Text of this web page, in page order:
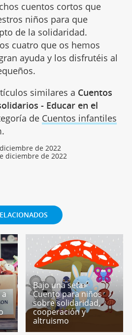
cuentos cortos que
niños para que
de la solidaridad.
cuatro que os hemos
ayuda y los disfrutéis al
similares a Cuentos
- Educar en el
de Cuentos infantiles
de 2022
diciembre de 2022
a
Bajo una seta -
Cuento para niños
sobre solidaridad,
cooperación y
altruismo